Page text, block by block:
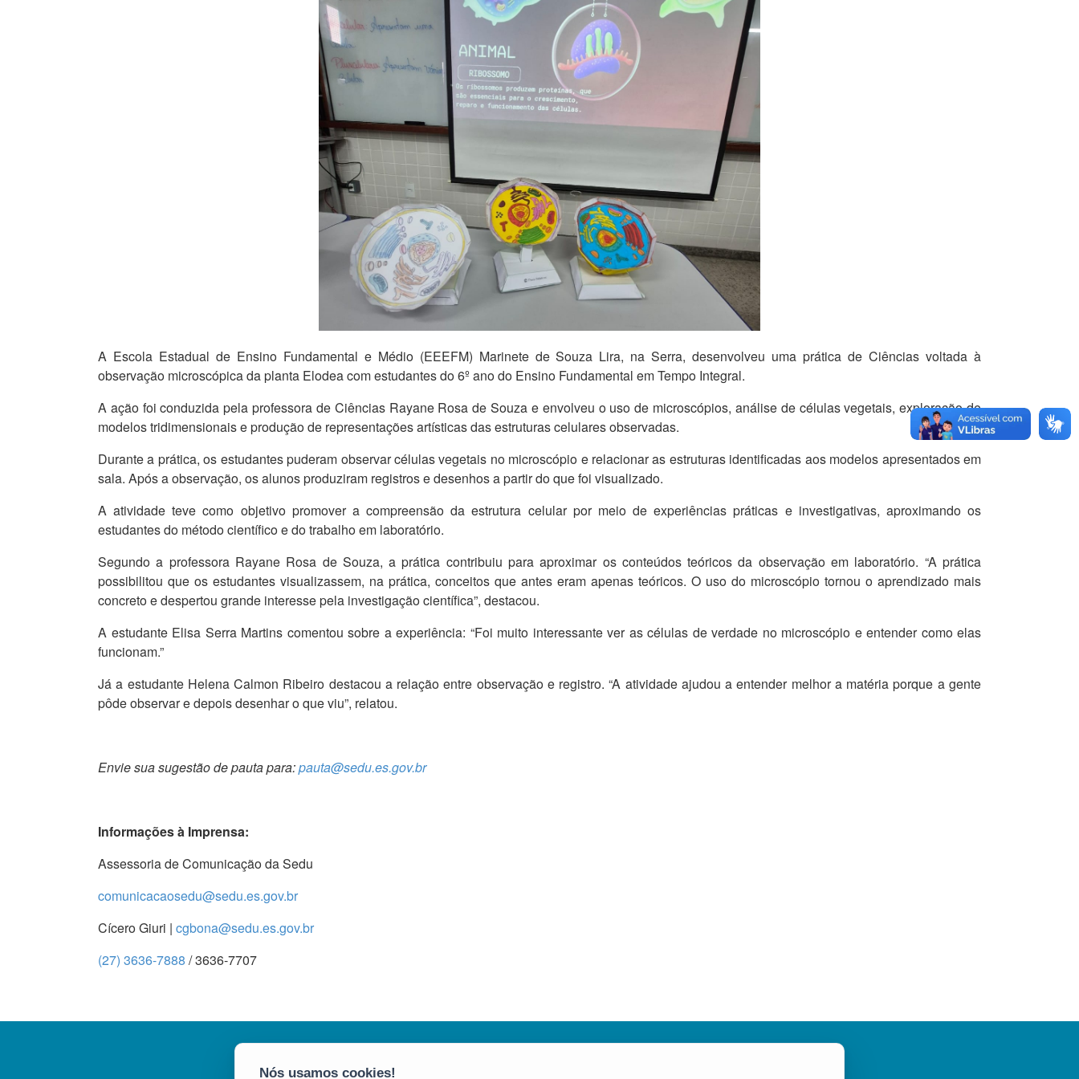
A Escola Estadual de Ensino Fundamental e Médio (EEEFM) Marinete de Souza Lira, na Serra, desenvolveu uma prática de Ciências voltada à
observação microscópica da planta Elodea com estudantes do 6º ano do Ensino Fundamental em Tempo Integral.
A ação foi conduzida pela professora de Ciências Rayane Rosa de Souza e envolveu o uso de microscópios, análise de células vegetais, exploração de
modelos tridimensionais e produção de representações artísticas das estruturas celulares observadas.
Durante a prática, os estudantes puderam observar células vegetais no microscópio e relacionar as estruturas identificadas aos modelos apresentados em
sala. Após a observação, os alunos produziram registros e desenhos a partir do que foi visualizado.
A atividade teve como objetivo promover a compreensão da estrutura celular por meio de experiências práticas e investigativas, aproximando os
estudantes do método científico e do trabalho em laboratório.
Segundo a professora Rayane Rosa de Souza, a prática contribuiu para aproximar os conteúdos teóricos da observação em laboratório. “A prática
possibilitou que os estudantes visualizassem, na prática, conceitos que antes eram apenas teóricos. O uso do microscópio tornou o aprendizado mais
concreto e despertou grande interesse pela investigação científica”, destacou.
A estudante Elisa Serra Martins comentou sobre a experiência: “Foi muito interessante ver as células de verdade no microscópio e entender como elas
funcionam.”
Já a estudante Helena Calmon Ribeiro destacou a relação entre observação e registro. “A atividade ajudou a entender melhor a matéria porque a gente
pôde observar e depois desenhar o que viu”, relatou.
Envie sua sugestão de pauta para:pauta@sedu.es.gov.br
Informações à Imprensa:
Assessoria de Comunicação da Sedu
comunicacaosedu@sedu.es.gov.br
Cícero Giuri | cgbona@sedu.es.gov.br
(27) 3636-7888 / 3636-7707